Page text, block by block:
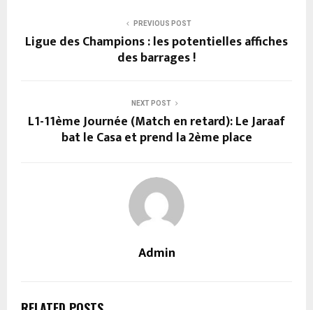
PREVIOUS POST
Ligue des Champions : les potentielles affiches
des barrages !
NEXT POST
L1-11ème Journée (Match en retard): Le Jaraaf
bat le Casa et prend la 2ème place
Admin